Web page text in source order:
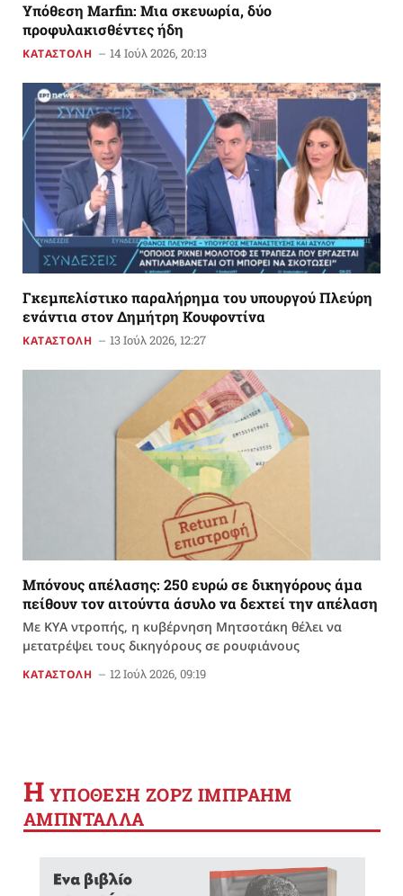
Υπόθεση Marfin: Μια σκευωρία, δύο
προφυλακισθέντες ήδη
ΚΑΤΑΣΤΟΛΗ 14 Ιούλ 2026, 20:13
Γκεμπελίστικο παραλήρημα του υπουργού Πλεύρη
ενάντια στον Δημήτρη Κουφοντίνα
ΚΑΤΑΣΤΟΛΗ 13 Ιούλ 2026, 12:27
Μπόνους απέλασης: 250 ευρώ σε δικηγόρους άμα
πείθουν τον αιτούντα άσυλο να δεχτεί την απέλαση
Με ΚΥΑ ντροπής, η κυβέρνηση Μητσοτάκη θέλει να
μετατρέψει τους δικηγόρους σε ρουφιάνους
ΚΑΤΑΣΤΟΛΗ 12 Ιούλ 2026, 09:19
Η YΠΟΘΕΣΗ ΖΟΡΖ ΙΜΠΡΑΗΜ
ΑΜΠΝΤΑΛΛΑ